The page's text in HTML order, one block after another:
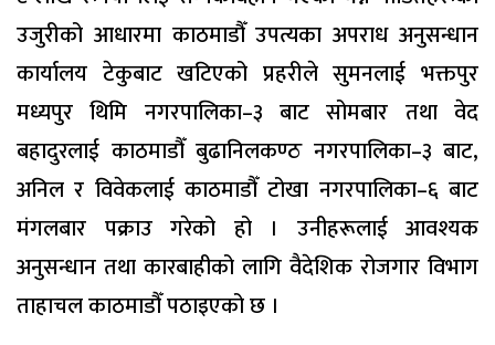
उजुरीको आधारमा काठमाडौँ उपत्यका अपराध अनुसन्धान
कार्यालय टेकुबाट खटिएको प्रहरीले सुमनलाई भक्तपुर
मध्यपुर थिमि नगरपालिका–३ बाट सोमबार तथा वेद
बहादुरलाई काठमाडौँ बुढानिलकण्ठ नगरपालिका–३ बाट,
अनिल र विवेकलाई काठमाडौँ टोखा नगरपालिका–६ बाट
मंगलबार पक्राउ गरेको हो । उनीहरूलाई आवश्यक
अनुसन्धान तथा कारबाहीको लागि वैदेशिक रोजगार विभाग
ताहाचल काठमाडौँ पठाइएको छ ।